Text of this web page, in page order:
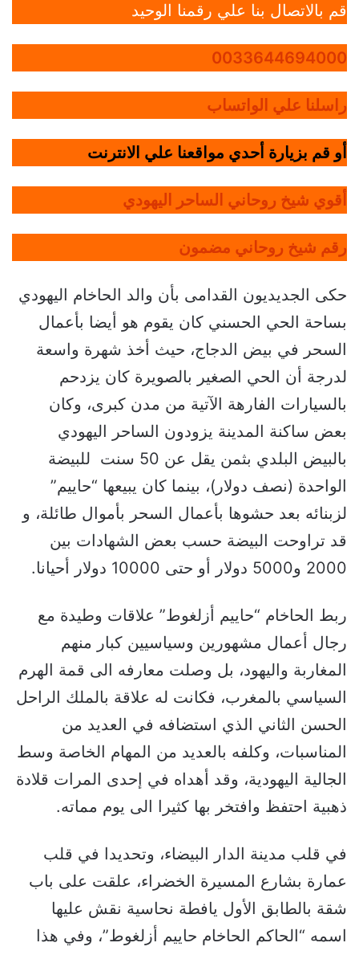
قم بالاتصال بنا علي رقمنا الوحيد
0033644694000
راسلنا علي الواتساب
أو قم بزيارة أحدي مواقعنا علي الانترنت
أقوي شيخ روحاني الساحر اليهودي
رقم شيخ روحاني مضمون
حكى الجديديون القدامى بأن والد الحاخام اليهودي
بساحة الحي الحسني كان يقوم هو أيضا بأعمال
السحر في بيض الدجاج، حيث أخذ شهرة واسعة
لدرجة أن الحي الصغير بالصويرة كان يزدحم
بالسيارات الفارهة الآتية من مدن كبرى، وكان
بعض ساكنة المدينة يزودون الساحر اليهودي
بالبيض البلدي بثمن يقل عن 50 سنت للبيضة
الواحدة (نصف دولار)، بينما كان يبيعها “حاييم”
لزبنائه بعد حشوها بأعمال السحر بأموال طائلة، و
قد تراوحت البيضة حسب بعض الشهادات بين
2000 و5000 دولار أو حتى 10000 دولار أحيانا.
ربط الحاخام “حاييم أزلغوط” علاقات وطيدة مع
رجال أعمال مشهورين وسياسيين كبار منهم
المغاربة واليهود، بل وصلت معارفه الى قمة الهرم
السياسي بالمغرب، فكانت له علاقة بالملك الراحل
الحسن الثاني الذي استضافه في العديد من
المناسبات، وكلفه بالعديد من المهام الخاصة وسط
الجالية اليهودية، وقد أهداه في إحدى المرات قلادة
ذهبية احتفظ وافتخر بها كثيرا الى يوم مماته.
في قلب مدينة الدار البيضاء، وتحديدا في قلب
عمارة بشارع المسيرة الخضراء، علقت على باب
شقة بالطابق الأول يافطة نحاسية نقش عليها
اسمه “الحاكم الحاخام حاييم أزلغوط”، وفي هذا